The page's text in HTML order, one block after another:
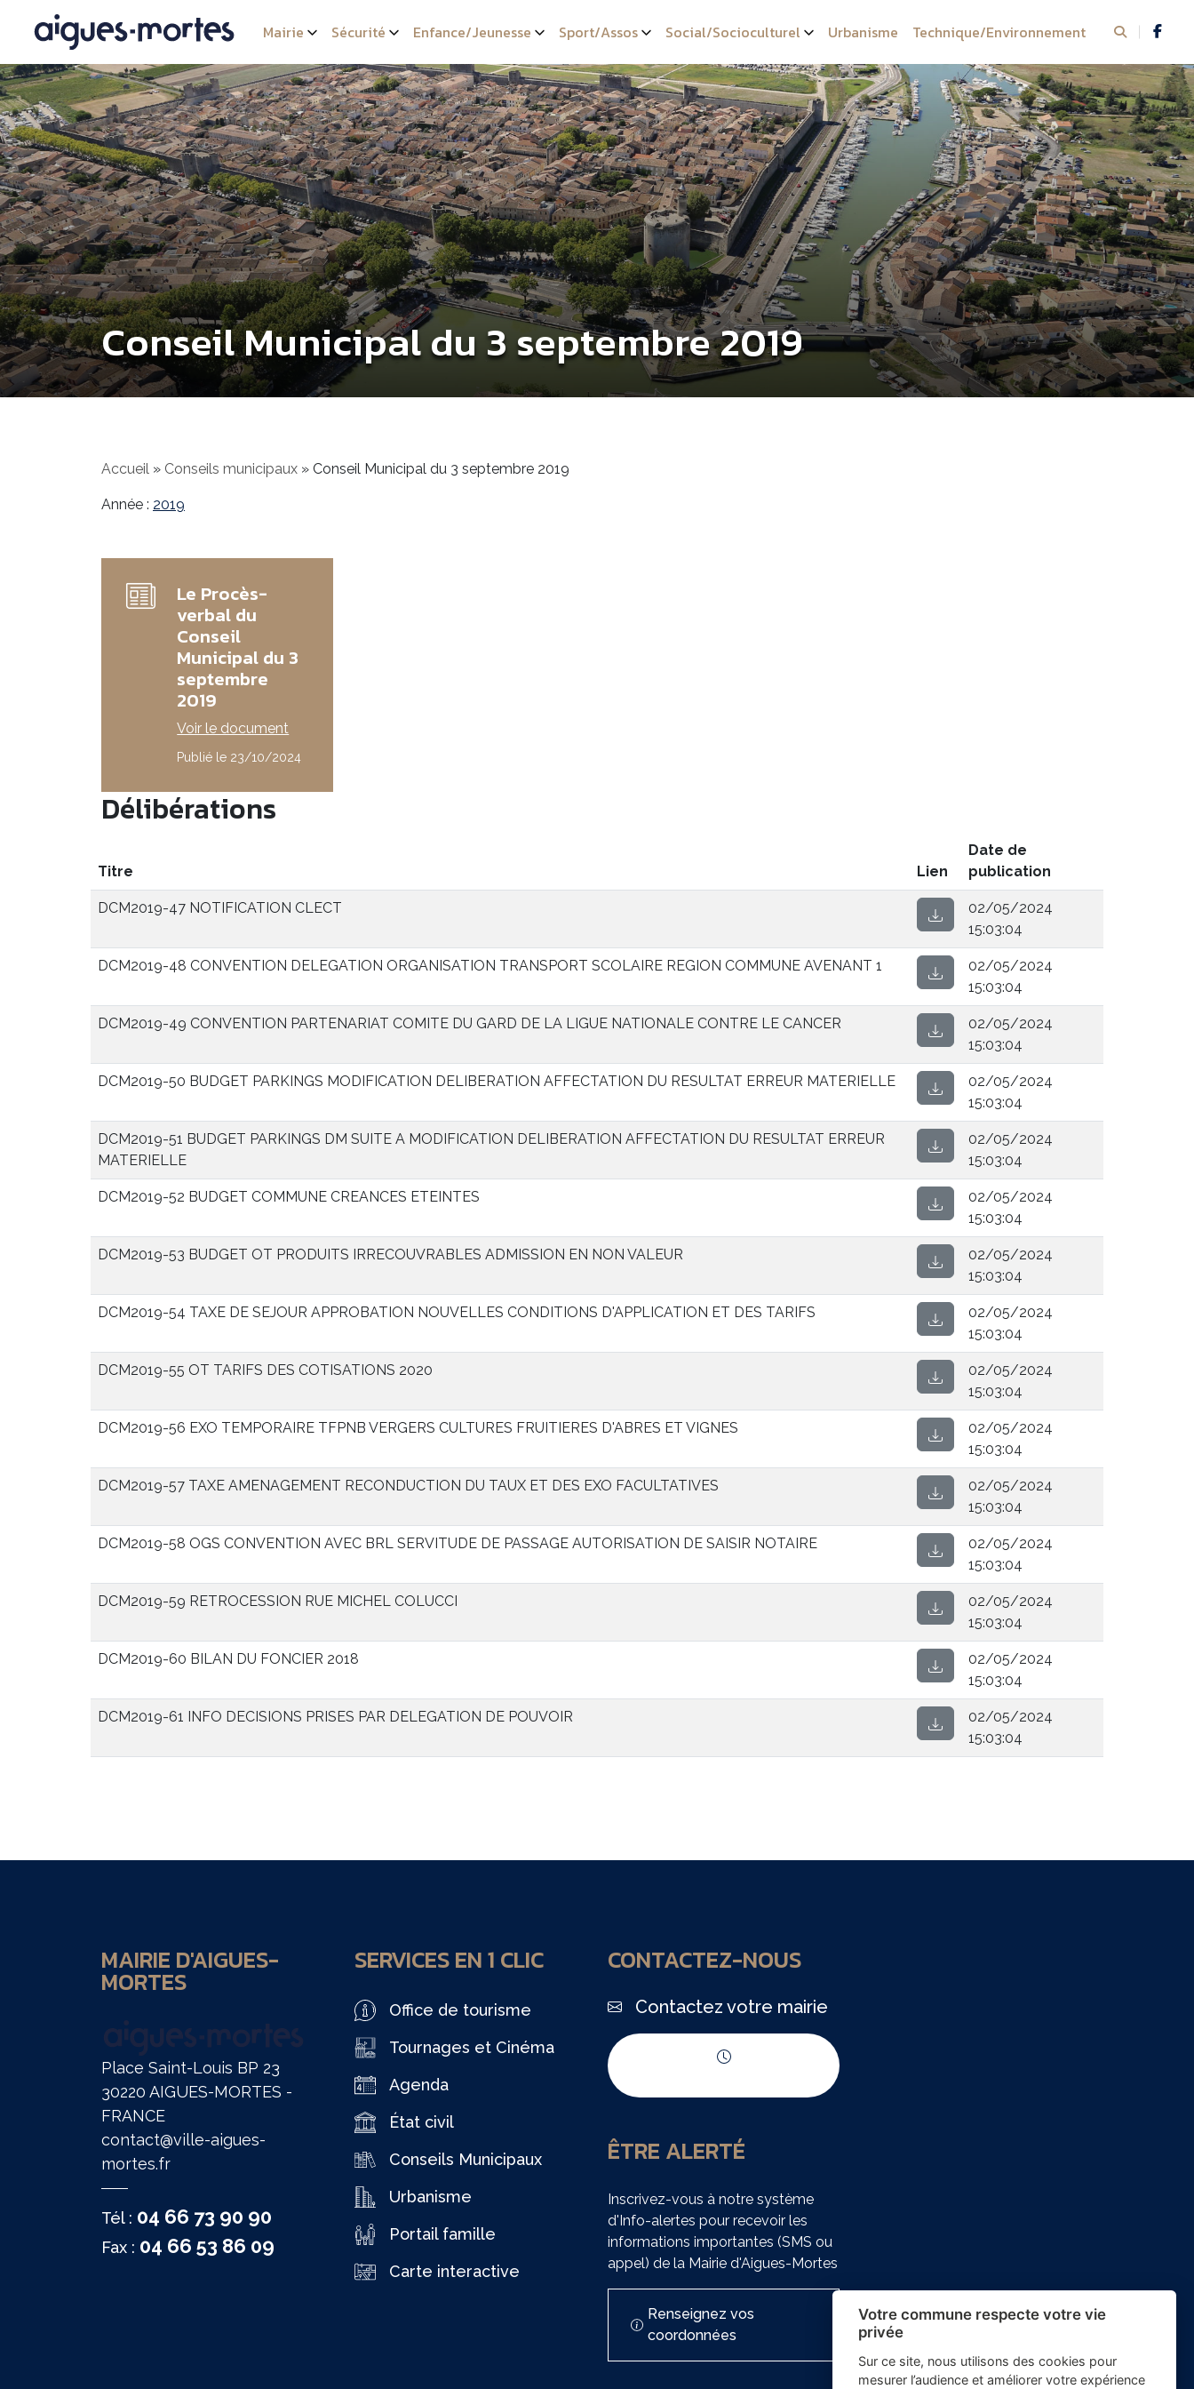
Mairie Sécurité Enfance/Jeunesse Sport/Assos Social/Socioculturel Urbanisme Technique/Environnement
Conseil Municipal du 3 septembre 2019
Accueil » Conseils municipaux » Conseil Municipal du 3 septembre 2019
Année : 2019
Le Procès-
verbal du
Conseil
Municipal du 3
septembre
2019
Voir le document
Publié le 23/10/2024
Délibérations
Titre Lien
Date de
publication
DCM2019-47 NOTIFICATION CLECT
02/05/2024
15:03:04
DCM2019-48 CONVENTION DELEGATION ORGANISATION TRANSPORT SCOLAIRE REGION COMMUNE AVENANT 1
02/05/2024
15:03:04
DCM2019-49 CONVENTION PARTENARIAT COMITE DU GARD DE LA LIGUE NATIONALE CONTRE LE CANCER
02/05/2024
15:03:04
DCM2019-50 BUDGET PARKINGS MODIFICATION DELIBERATION AFFECTATION DU RESULTAT ERREUR MATERIELLE
02/05/2024
15:03:04
DCM2019-51 BUDGET PARKINGS DM SUITE A MODIFICATION DELIBERATION AFFECTATION DU RESULTAT ERREUR
MATERIELLE
02/05/2024
15:03:04
DCM2019-52 BUDGET COMMUNE CREANCES ETEINTES
02/05/2024
15:03:04
DCM2019-53 BUDGET OT PRODUITS IRRECOUVRABLES ADMISSION EN NON VALEUR
02/05/2024
15:03:04
DCM2019-54 TAXE DE SEJOUR APPROBATION NOUVELLES CONDITIONS D'APPLICATION ET DES TARIFS
02/05/2024
15:03:04
DCM2019-55 OT TARIFS DES COTISATIONS 2020
02/05/2024
15:03:04
DCM2019-56 EXO TEMPORAIRE TFPNB VERGERS CULTURES FRUITIERES D'ABRES ET VIGNES
02/05/2024
15:03:04
DCM2019-57 TAXE AMENAGEMENT RECONDUCTION DU TAUX ET DES EXO FACULTATIVES
02/05/2024
15:03:04
DCM2019-58 OGS CONVENTION AVEC BRL SERVITUDE DE PASSAGE AUTORISATION DE SAISIR NOTAIRE
02/05/2024
15:03:04
DCM2019-59 RETROCESSION RUE MICHEL COLUCCI
02/05/2024
15:03:04
DCM2019-60 BILAN DU FONCIER 2018
02/05/2024
15:03:04
DCM2019-61 INFO DECISIONS PRISES PAR DELEGATION DE POUVOIR
02/05/2024
15:03:04
MAIRIE D'AIGUES-
MORTES
Place Saint-Louis BP 23
30220 AIGUES-MORTES -
FRANCE
contact@ville-aigues-
mortes.fr
Tél : 04 66 73 90 90
Fax : 04 66 53 86 09
SERVICES EN 1 CLIC
Office de tourisme
Tournages et Cinéma
Agenda
État civil
Conseils Municipaux
Urbanisme
Portail famille
Carte interactive
CONTACTEZ-NOUS
Contactez votre mairie
ÊTRE ALERTÉ
Inscrivez-vous à notre système
d'Info-alertes pour recevoir les
informations importantes (SMS ou
appel) de la Mairie d'Aigues-Mortes
Renseignez vos
coordonnées
Votre commune respecte votre vie
privée
Sur ce site, nous utilisons des cookies pour
mesurer l’audience et améliorer votre expérience